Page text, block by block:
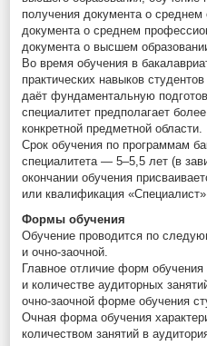
получения документа о
документа о среднем
документа о высшем
Во время обучения в
практических навыков
даёт фундаментальную
специалитет предполагает
конкретной предметной области.
Срок обучения по программам
специалитета — 5–5,5 лет (в
окончании обучения
или квалификация «Специалист».
Формы обучения
Обучение проводится по
и очно-заочной.
Главное отличие форм
и количестве аудиторных
очно-заочной форме обучения
Очная форма обучения
количеством занятий в